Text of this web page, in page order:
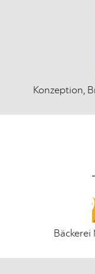
Konzeption,
Bäckerei